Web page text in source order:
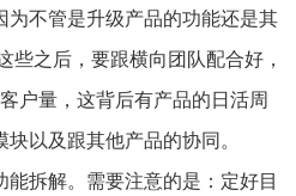
为不管是升级产品的功能还是其
之后，要跟横向团队配合好，
户量，这背后有产品的日活周
以及跟其他产品的协同。
拆解。需要注意的是：定好目